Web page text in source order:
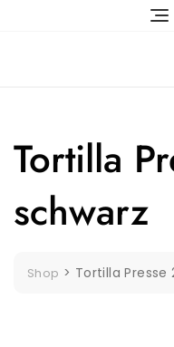
Tortilla
schwarz
Shop > Tortilla Presse